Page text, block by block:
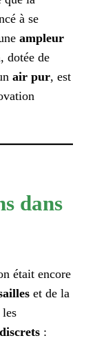
à se
ampleur
dotée de
air pur, est
dans
était encore
et de la
discrets :